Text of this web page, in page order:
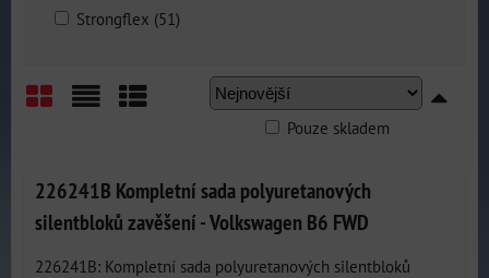
Strongflex (51)
Pouze skladem
226241B Kompletní sada polyuretanových
silentbloků zavěšení - Volkswagen B6 FWD
226241B: Kompletní sada polyuretanových silentbloků